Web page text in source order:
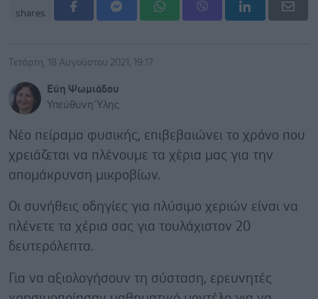
shares
Τετάρτη, 18 Αυγούστου 2021, 19:17
Εύη Ψωμιάδου
Υπεύθυνη Ύλης
Νέο πείραμα φυσικής, επιβεβαιώνει το χρόνο που
χρειάζεται να πλένουμε τα χέρια μας για την
απομάκρυνση μικροβίων.
Οι συνήθεις οδηγίες για πλύσιμο χεριών είναι να
πλένετε τα χέρια σας για τουλάχιστον 20
δευτερόλεπτα.
Για να αξιολογήσουν τη σύσταση, ερευνητές